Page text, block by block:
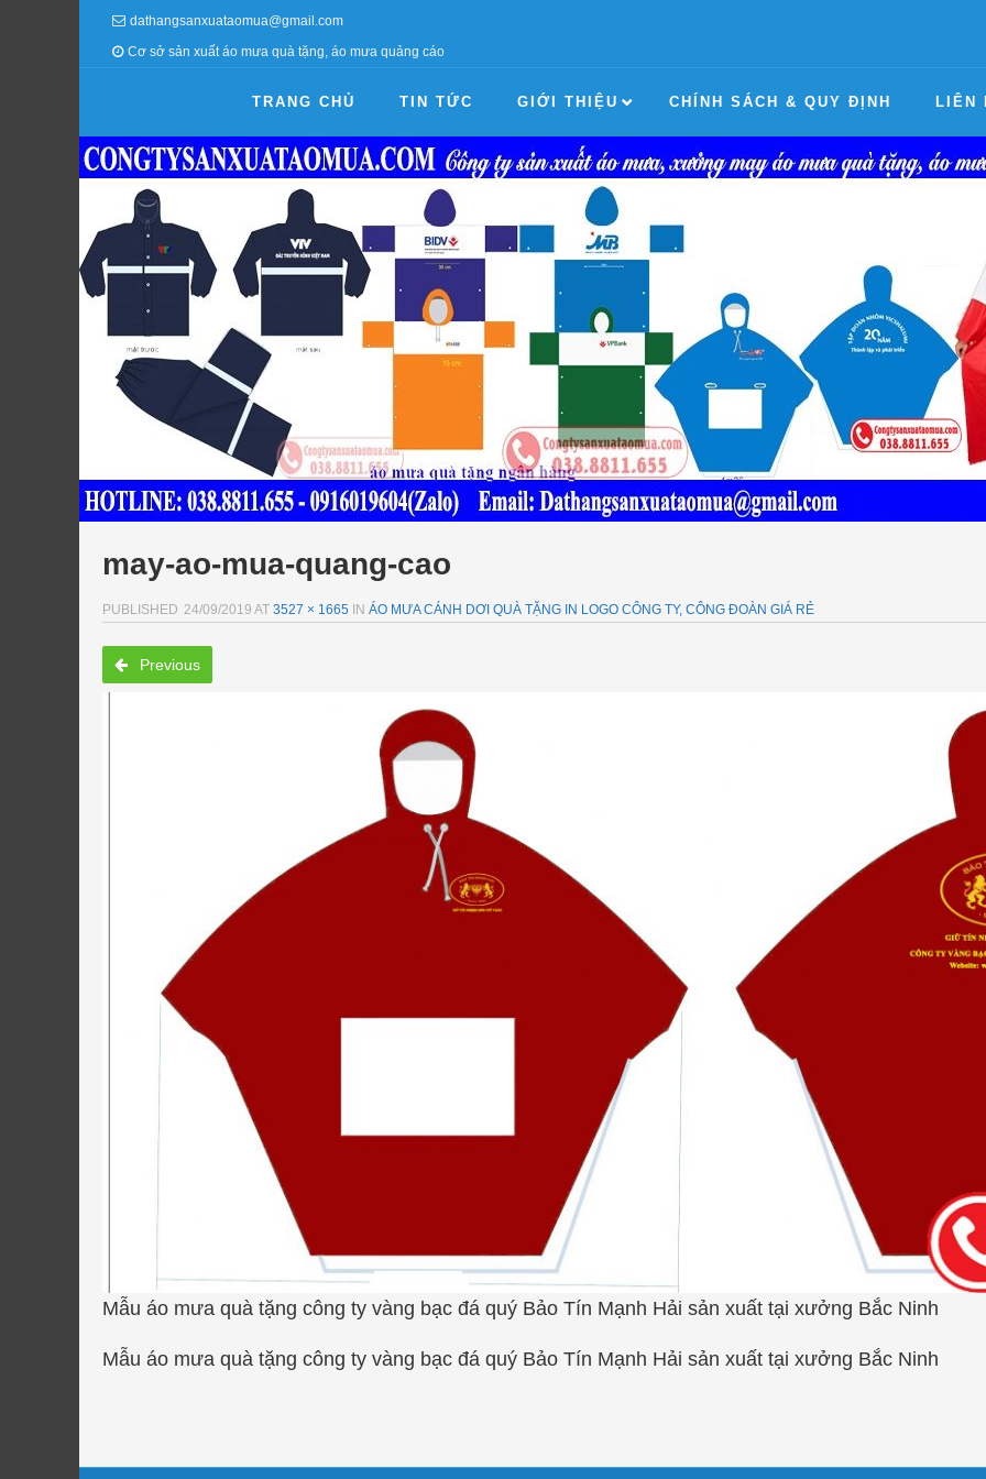
dathangsanxuataomua@gmail.com
Cơ sở sản xuất áo mưa quà tặng, áo mưa quảng cáo
TRANG CHỦ TIN TỨC GIỚI THIỆU CHÍNH SÁCH & QUY ĐỊNH LIÊN
may-ao-mua-quang-cao
PUBLISHED 24/09/2019 AT 3527 × 1665 IN ÁO MƯA CÁNH DƠI QUÀ TẶNG IN LOGO CÔNG TY, CÔNG ĐOÀN GIÁ RẺ
Previous
Mẫu áo mưa quà tặng công ty vàng bạc đá quý Bảo Tín Mạnh Hải sản xuất tại xưởng Bắc Ninh
Mẫu áo mưa quà tặng công ty vàng bạc đá quý Bảo Tín Mạnh Hải sản xuất tại xưởng Bắc Ninh